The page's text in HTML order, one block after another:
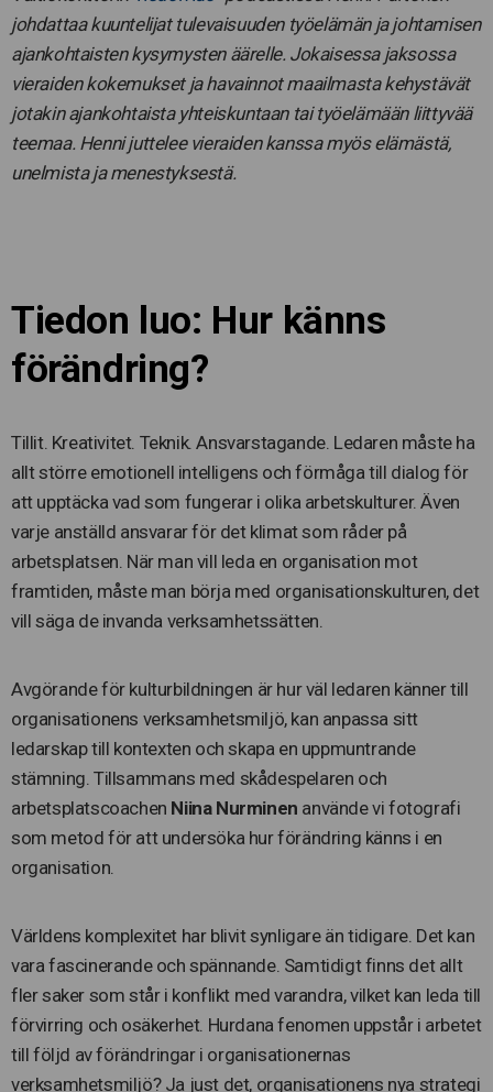
johdattaa kuuntelijat tulevaisuuden työelämän ja johtamisen
ajankohtaisten kysymysten äärelle. Jokaisessa jaksossa
vieraiden kokemukset ja havainnot maailmasta kehystävät
jotakin ajankohtaista yhteiskuntaan tai työelämään liittyvää
teemaa. Henni juttelee vieraiden kanssa myös elämästä,
unelmista ja menestyksestä.
Tiedon luo: Hur känns
förändring?
Tillit. Kreativitet. Teknik. Ansvarstagande. Ledaren måste ha
allt större emotionell intelligens och förmåga till dialog för
att upptäcka vad som fungerar i olika arbetskulturer. Även
varje anställd ansvarar för det klimat som råder på
arbetsplatsen. När man vill leda en organisation mot
framtiden, måste man börja med organisationskulturen, det
vill säga de invanda verksamhetssätten.
Avgörande för kulturbildningen är hur väl ledaren känner till
organisationens verksamhetsmiljö, kan anpassa sitt
ledarskap till kontexten och skapa en uppmuntrande
stämning. Tillsammans med skådespelaren och
arbetsplatscoachen Niina Nurminen använde vi fotografi
som metod för att undersöka hur förändring känns i en
organisation.
Världens komplexitet har blivit synligare än tidigare. Det kan
vara fascinerande och spännande. Samtidigt finns det allt
fler saker som står i konflikt med varandra, vilket kan leda till
förvirring och osäkerhet. Hurdana fenomen uppstår i arbetet
till följd av förändringar i organisationernas
verksamhetsmiljö? Ja just det, organisationens nya strategi